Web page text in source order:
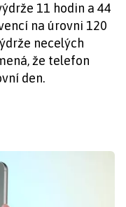
11 hodin a 44
na úrovni 120
necelých
že telefon
den.